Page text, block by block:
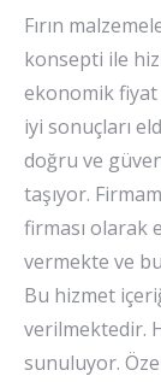
Fırın
konsepti ile
ekonomik fiyat
iyi sonuçları
doğru ve
taşıyor.
firması olarak
vermekte ve
Bu hizmet
verilmektedir.
sunuluyor.